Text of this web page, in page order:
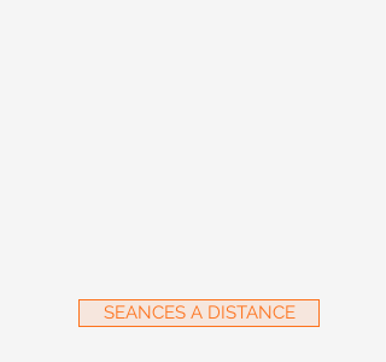
SEANCES A DISTANCE